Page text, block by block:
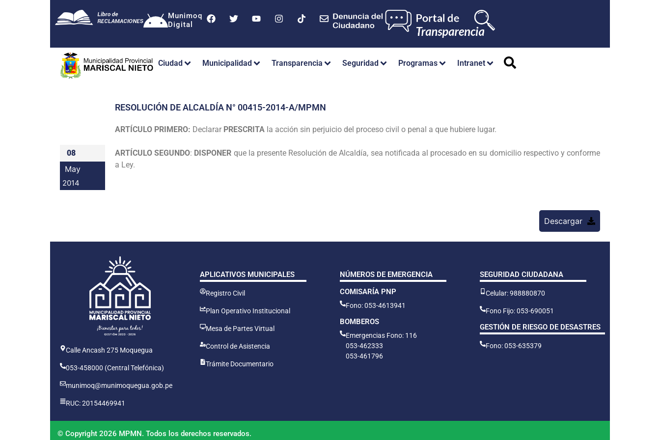
Munimoq
Digital
Ciudad Municipalidad Transparencia Seguridad Programas Intranet
08
May
2014
RESOLUCIÓN DE ALCALDÍA N° 00415-2014-A/MPMN
ARTÍCULO PRIMERO: Declarar PRESCRITA la acción sin perjuicio del proceso civil o penal a que hubiere lugar.
ARTÍCULO SEGUNDO: DISPONER que la presente Resolución de Alcaldía, sea notificada al procesado en su domicilio respectivo y conforme
a Ley.
Descargar
Calle Ancash 275 Moquegua
053-458000 (Central Telefónica)
munimoq@munimoquegua.gob.pe
RUC: 20154469941
APLICATIVOS MUNICIPALES
Registro Civil
Plan Operativo Institucional
Mesa de Partes Virtual
Control de Asistencia
Trámite Documentario
NÚMEROS DE EMERGENCIA
COMISARÍA PNP
Fono: 053-4613941
BOMBEROS
Emergencias Fono: 116
053-462333
053-461796
SEGURIDAD CIUDADANA
Celular: 988880870
Fono Fijo: 053-690051
GESTIÓN DE RIESGO DE DESASTRES
Fono: 053-635379
© Copyright 2026 MPMN. Todos los derechos reservados.